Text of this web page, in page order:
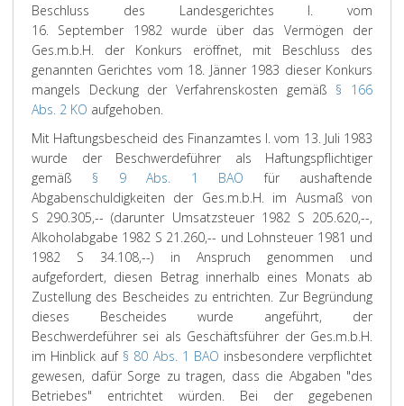
Beschluss des Landesgerichtes I. vom
16. September 1982 wurde über das Vermögen der
Ges.m.b.H. der Konkurs eröffnet, mit Beschluss des
genannten Gerichtes vom 18. Jänner 1983 dieser Konkurs
mangels Deckung der Verfahrenskosten gemäß § 166
Abs. 2 KO aufgehoben.
Mit Haftungsbescheid des Finanzamtes I. vom 13. Juli 1983
wurde der Beschwerdeführer als Haftungspflichtiger
gemäß § 9 Abs. 1 BAO für aushaftende
Abgabenschuldigkeiten der Ges.m.b.H. im Ausmaß von
S 290.305,-- (darunter Umsatzsteuer 1982 S 205.620,--,
Alkoholabgabe 1982 S 21.260,-- und Lohnsteuer 1981 und
1982 S 34.108,--) in Anspruch genommen und
aufgefordert, diesen Betrag innerhalb eines Monats ab
Zustellung des Bescheides zu entrichten. Zur Begründung
dieses Bescheides wurde angeführt, der
Beschwerdeführer sei als Geschäftsführer der Ges.m.b.H.
im Hinblick auf § 80 Abs. 1 BAO insbesondere verpflichtet
gewesen, dafür Sorge zu tragen, dass die Abgaben "des
Betriebes" entrichtet würden. Bei der gegebenen